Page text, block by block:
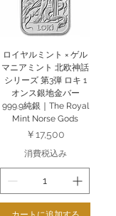
ロイヤルミント × ゲル
マニアミント 北欧神話
シリーズ 第3弾 ロキ 1
オンス銀地金バー
999.9純銀｜The Royal
Mint Norse Gods
価格
￥17,500
消費税込み